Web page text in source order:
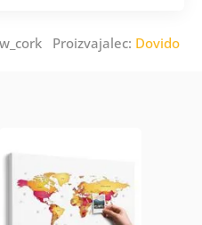
Proizvajalec: Dovido